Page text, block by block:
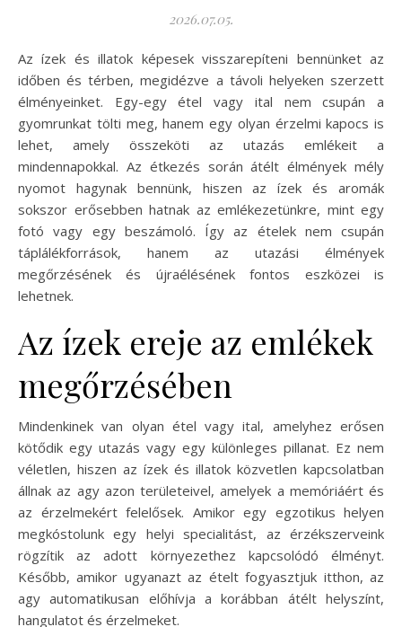
2026.07.05.
Az ízek és illatok képesek visszarepíteni bennünket az
időben és térben, megidézve a távoli helyeken szerzett
élményeinket. Egy-egy étel vagy ital nem csupán a
gyomrunkat tölti meg, hanem egy olyan érzelmi kapocs is
lehet, amely összeköti az utazás emlékeit a
mindennapokkal. Az étkezés során átélt élmények mély
nyomot hagynak bennünk, hiszen az ízek és aromák
sokszor erősebben hatnak az emlékezetünkre, mint egy
fotó vagy egy beszámoló. Így az ételek nem csupán
táplálékforrások, hanem az utazási élmények
megőrzésének és újraélésének fontos eszközei is
lehetnek.
Az ízek ereje az emlékek
megőrzésében
Mindenkinek van olyan étel vagy ital, amelyhez erősen
kötődik egy utazás vagy egy különleges pillanat. Ez nem
véletlen, hiszen az ízek és illatok közvetlen kapcsolatban
állnak az agy azon területeivel, amelyek a memóriáért és
az érzelmekért felelősek. Amikor egy egzotikus helyen
megkóstolunk egy helyi specialitást, az érzékszerveink
rögzítik az adott környezethez kapcsolódó élményt.
Később, amikor ugyanazt az ételt fogyasztjuk itthon, az
agy automatikusan előhívja a korábban átélt helyszínt,
hangulatot és érzelmeket.